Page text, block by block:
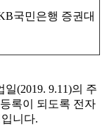
국민은행 증권대
(2019. 9.11)의 주
록이 되도록 전자
니다.